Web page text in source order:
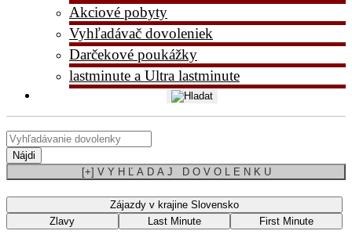
Akciové pobyty
Vyhľadávač dovoleniek
Darčekové poukážky
lastminute a Ultra lastminute
Nájdi
[+] V Y H Ľ A D A J D O V O L E N K U
Zájazdy v krajine Slovensko
Zlavy
Last Minute First Minute